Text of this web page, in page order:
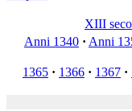
XIII
Anni 1340 · Anni
1365 · 1366 · 1367 ·